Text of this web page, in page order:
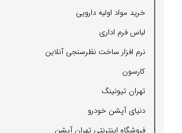
خرید مواد اولیه دارویی
لباس فرم اداری
نرم افزار ساخت نظرسنجی آنلاین
كارسون
تهران تیونینگ
دنیای آپشن خودرو
فروشگاه اینترنتی تهران آپشن